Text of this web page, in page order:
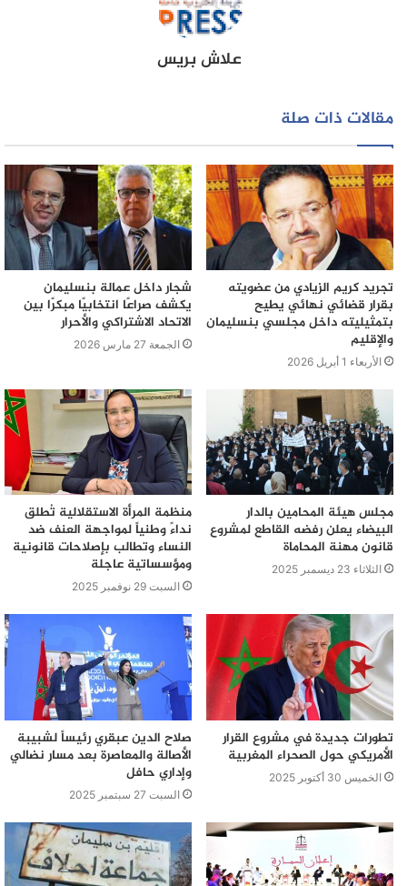
علاش بريس
مقالات ذات صلة
تجريد كريم الزيادي من عضويته
بقرار قضائي نهائي يطيح
بتمثيليته داخل مجلسي بنسليمان
والإقليم
الأربعاء 1 أبريل 2026
شجار داخل عمالة بنسليمان
يكشف صراعًا انتخابيًا مبكرًا بين
الاتحاد الاشتراكي والأحرار
الجمعة 27 مارس 2026
مجلس هيئة المحامين بالدار
البيضاء يعلن رفضه القاطع لمشروع
قانون مهنة المحاماة
الثلاثاء 23 ديسمبر 2025
منظمة المرأة الاستقلالية تُطلق
نداءً وطنياً لمواجهة العنف ضد
النساء وتطالب بإصلاحات قانونية
ومؤسساتية عاجلة
السبت 29 نوفمبر 2025
تطورات جديدة في مشروع القرار
الأمريكي حول الصحراء المغربية
الخميس 30 أكتوبر 2025
صلاح الدين عبقري رئيساً لشبيبة
الأصالة والمعاصرة بعد مسار نضالي
وإداري حافل
السبت 27 سبتمبر 2025